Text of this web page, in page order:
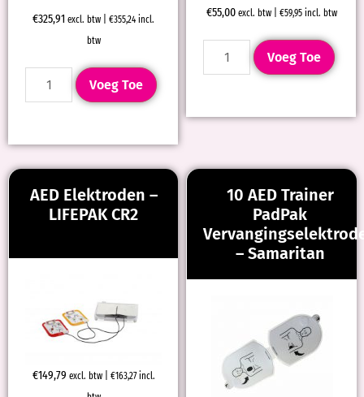
€325,91 excl. btw | €355,24 incl.
btw
Voeg Toe
€55,00 excl. btw | €59,95incl. btw
Voeg Toe
AED Elektroden –
LIFEPAK CR2
€149,79 excl. btw | €163,27incl.
10 AED Trainer
PadPak
– Samaritan